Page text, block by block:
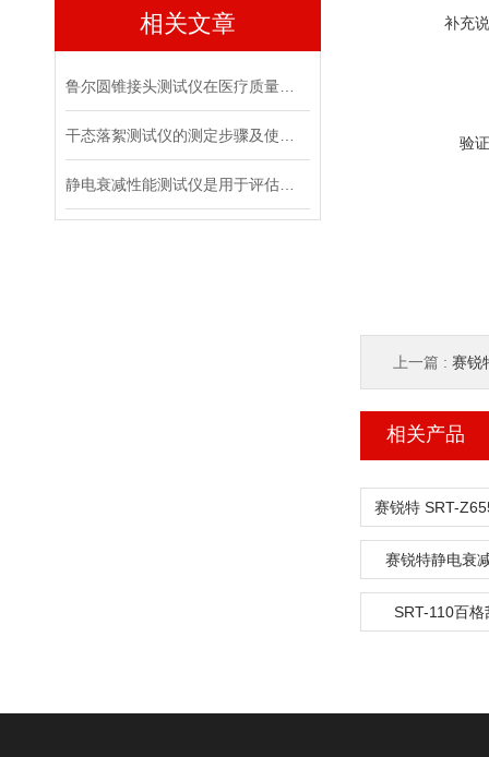
相关文章 补充
验
上一篇 : 赛锐特
相关产品
赛锐特静电衰
SRT-110百